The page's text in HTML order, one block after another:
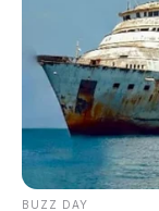
⚠️ 24 Sisi
Fakta
perawatan
🚙 Lexus
Sedan
BUZZ DAY